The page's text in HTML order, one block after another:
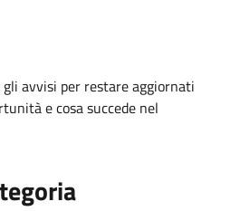
avvisi per restare aggiornati
e cosa succede nel